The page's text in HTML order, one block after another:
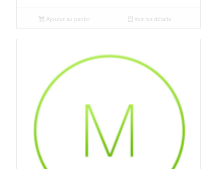
Ajouter au panier Voir les détails